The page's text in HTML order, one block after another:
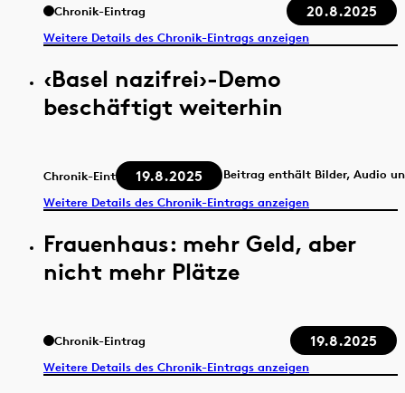
Chronik-Eintrag 20.8.2025
Weitere Details des Chronik-Eintrags anzeigen
‹Basel nazifrei›-Demo
beschäftigt weiterhin
Chronik-Eintrag 19.8.2025
Beitrag enthält Bilder, Audio
Weitere Details des Chronik-Eintrags anzeigen
Frauenhaus: mehr Geld, aber
nicht mehr Plätze
Chronik-Eintrag 19.8.2025
Weitere Details des Chronik-Eintrags anzeigen